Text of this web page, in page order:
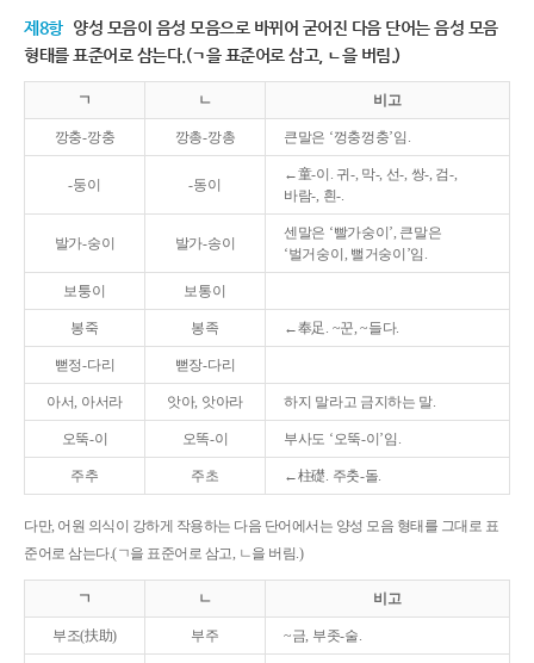
제8항 양성 모음이 음성 모음으로 바뀌어 굳어진 다음 단어는 음성 모음
형태를 표준어로 삼는다.(ㄱ을 표준어로 삼고, ㄴ을 버림.)
ㄱ ㄴ 비고
깡충-깡충 깡총-깡총 큰말은 ‘껑충껑충’임.
-둥이 -동이
←童-이. 귀-, 막-, 선-, 쌍-, 검-,
바람-, 흰-.
발가-숭이 발가-송이
센말은 ‘빨가숭이’, 큰말은
‘벌거숭이, 뻘거숭이’임.
보퉁이 보통이
봉죽 봉족 ←奉足. ~꾼, ~들다.
뻗정-다리 뻗장-다리
아서, 아서라 앗아, 앗아라 하지 말라고 금지하는 말.
오뚝-이 오똑-이 부사도 ‘오뚝-이’임.
주추 주초 ←柱礎. 주춧-돌.
다만, 어원 의식이 강하게 작용하는 다음 단어에서는 양성 모음 형태를 그대로 표
준어로 삼는다.(ㄱ을 표준어로 삼고, ㄴ을 버림.)
ㄱ ㄴ 비고
부조(扶助) 부주 ~금, 부좃-술.